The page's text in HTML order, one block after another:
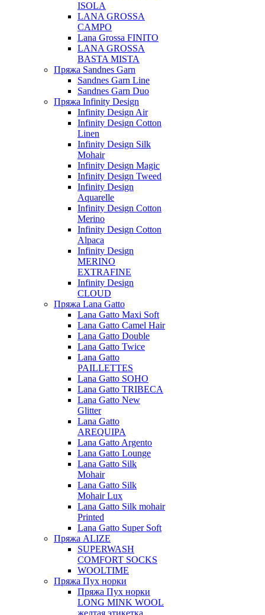
ISOLA
LANA GROSSA
CAMPO
Lana Grossa FINITO
LANA GROSSA
BASTA MISTA
Пряжа Sandnes Garn
Sandnes Garn Line
Sandnes Garn Duo
Пряжа Infinity Design
Infinity Design Air
Infinity Design Cotton
Linen
Infinity Design Silk
Mohair
Infinity Design Magic
Infinity Design Tweed
Infinity Design
Aquarelle
Infinity Design Cotton
Merino
Infinity Design Cotton
Alpaca
Infinity Design
MERINO
EXTRAFINE
Infinity Design
CLOUD
Пряжа Lana Gatto
Lana Gatto Maxi Soft
Lana Gatto Camel Hair
Lana Gatto Double
Lana Gatto Twice
Lana Gatto
PAILLETTES
Lana Gatto SOHO
Lana Gatto TRIBECA
Lana Gatto New
Glitter
Lana Gatto
AREQUIPA
Lana Gatto Argento
Lana Gatto Lounge
Lana Gatto Silk
Mohair
Lana Gatto Silk
Mohair Lux
Lana Gatto Silk mohair
Printed
Lana Gatto Super Soft
Пряжа ALIZE
SUPERWASH
COMFORT SOCKS
WOOLTIME
Пряжа Пух норки
Пряжа Пух норки
LONG MINK WOOL
желтая этикетка